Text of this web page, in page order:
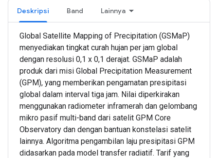
Deskripsi Band Lainnya
Global Satellite Mapping of Precipitation (GSMaP)
menyediakan tingkat curah hujan per jam global
dengan resolusi 0,1 x 0,1 derajat. GSMaP adalah
produk dari misi Global Precipitation Measurement
(GPM), yang memberikan pengamatan presipitasi
global dalam interval tiga jam. Nilai diperkirakan
menggunakan radiometer inframerah dan gelombang
mikro pasif multi-band dari satelit GPM Core
Observatory dan dengan bantuan konstelasi satelit
lainnya. Algoritma pengambilan laju presipitasi GPM
didasarkan pada model transfer radiatif. Tarif yang